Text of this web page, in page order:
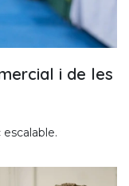
i de les